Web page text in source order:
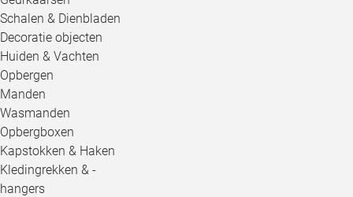
Schalen & Dienbladen
Decoratie objecten
Huiden & Vachten
Opbergen
Manden
Wasmanden
Opbergboxen
Kapstokken & Haken
Kledingrekken & -
hangers